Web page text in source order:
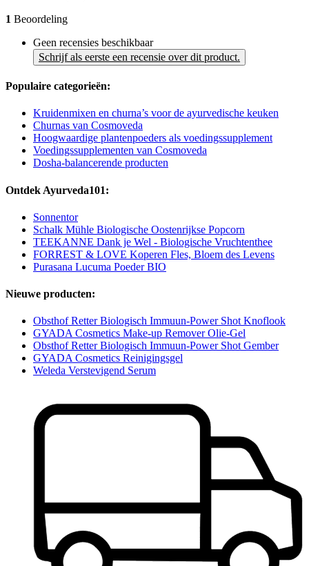
1 Beoordeling
Geen recensies beschikbaar
Schrijf als eerste een recensie over dit product.
Populaire categorieën:
Kruidenmixen en churna’s voor de ayurvedische keuken
Churnas van Cosmoveda
Hoogwaardige plantenpoeders als voedingssupplement
Voedingssupplementen van Cosmoveda
Dosha-balancerende producten
Ontdek Ayurveda101:
Sonnentor
Schalk Mühle Biologische Oostenrijkse Popcorn
TEEKANNE Dank je Wel - Biologische Vruchtenthee
FORREST & LOVE Koperen Fles, Bloem des Levens
Purasana Lucuma Poeder BIO
Nieuwe producten:
Obsthof Retter Biologisch Immuun-Power Shot Knoflook
GYADA Cosmetics Make-up Remover Olie-Gel
Obsthof Retter Biologisch Immuun-Power Shot Gember
GYADA Cosmetics Reinigingsgel
Weleda Verstevigend Serum